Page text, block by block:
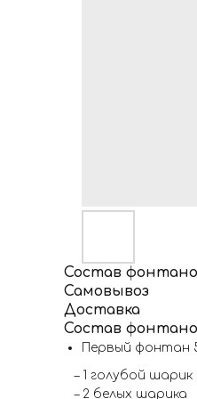
Состав
Самовывоз
Доставка
Состав
Первый фонтан
– 1 голубой шарик
– 2 белых шарика